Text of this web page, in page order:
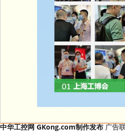
中华工控网 GKong.com制作发布广告